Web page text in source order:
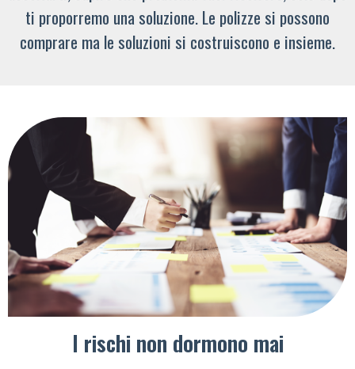
ti proporremo una soluzione. Le polizze si possono
comprare ma le soluzioni si costruiscono e insieme.
I rischi non dormono mai